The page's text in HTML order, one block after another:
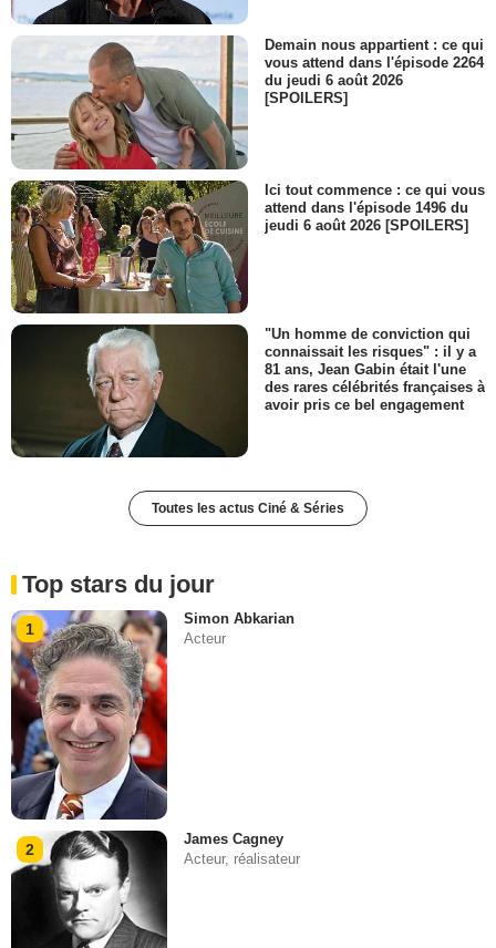
Demain nous appartient : ce qui
vous attend dans l'épisode 2264
du jeudi 6 août 2026
[SPOILERS]
Ici tout commence : ce qui vous
attend dans l'épisode 1496 du
jeudi 6 août 2026 [SPOILERS]
"Un homme de conviction qui
connaissait les risques" : il y a
81 ans, Jean Gabin était l'une
des rares célébrités françaises à
avoir pris ce bel engagement
Toutes les actus Ciné & Séries
Top stars du jour
1
Simon Abkarian
Acteur
2
James Cagney
Acteur, réalisateur